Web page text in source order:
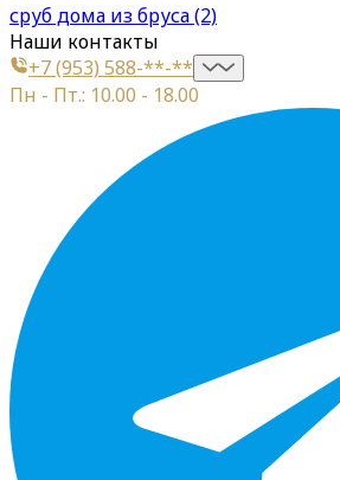
сруб дома из бруса (2)
Наши контакты
+7 (953) 588-**-**
Пн - Пт.: 10.00 - 18.00